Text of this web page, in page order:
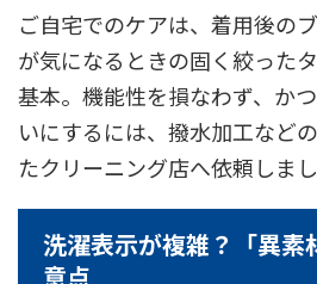
ご自宅でのケアは、着用後の
が気になるときの固く絞った
基本。機能性を損なわず、か
いにするには、撥水加工など
たクリーニング店へ依頼しまし
洗濯表示が複雑？「異素
意点